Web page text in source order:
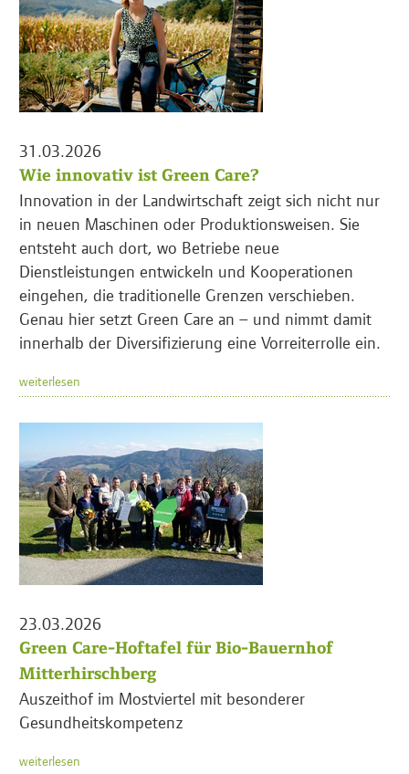
31.03.2026
Wie innovativ ist Green Care?
Innovation in der Landwirtschaft zeigt sich nicht nur
in neuen Maschinen oder Produktionsweisen. Sie
entsteht auch dort, wo Betriebe neue
Dienstleistungen entwickeln und Kooperationen
eingehen, die traditionelle Grenzen verschieben.
Genau hier setzt Green Care an – und nimmt damit
innerhalb der Diversifizierung eine Vorreiterrolle ein.
weiterlesen
23.03.2026
Green Care-Hoftafel für Bio-Bauernhof
Mitterhirschberg
Auszeithof im Mostviertel mit besonderer
Gesundheitskompetenz
weiterlesen